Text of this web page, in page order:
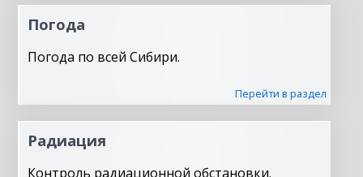
Погода
Погода по всей Сибири.
Перейти в раздел
Радиация
Контроль радиационной обстановки.